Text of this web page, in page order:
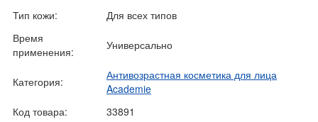
Тип кожи:
Для всех типов
Время
применения:
Универсально
Категория:
Антивозрастная косметика для лица
Academie
Код товара:
33891